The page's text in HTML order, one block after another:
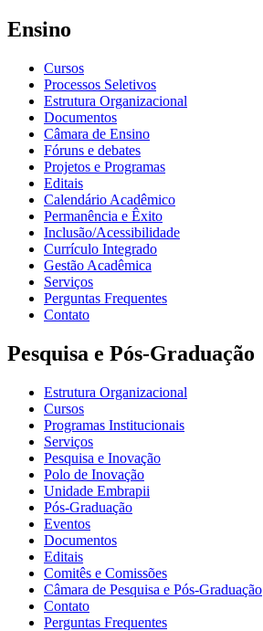
Ensino
Cursos
Processos Seletivos
Estrutura Organizacional
Documentos
Câmara de Ensino
Fóruns e debates
Projetos e Programas
Editais
Calendário Acadêmico
Permanência e Êxito
Inclusão/Acessibilidade
Currículo Integrado
Gestão Acadêmica
Serviços
Perguntas Frequentes
Contato
Pesquisa e Pós-Graduação
Estrutura Organizacional
Cursos
Programas Institucionais
Serviços
Pesquisa e Inovação
Polo de Inovação
Unidade Embrapii
Pós-Graduação
Eventos
Documentos
Editais
Comitês e Comissões
Câmara de Pesquisa e Pós-Graduação
Contato
Perguntas Frequentes